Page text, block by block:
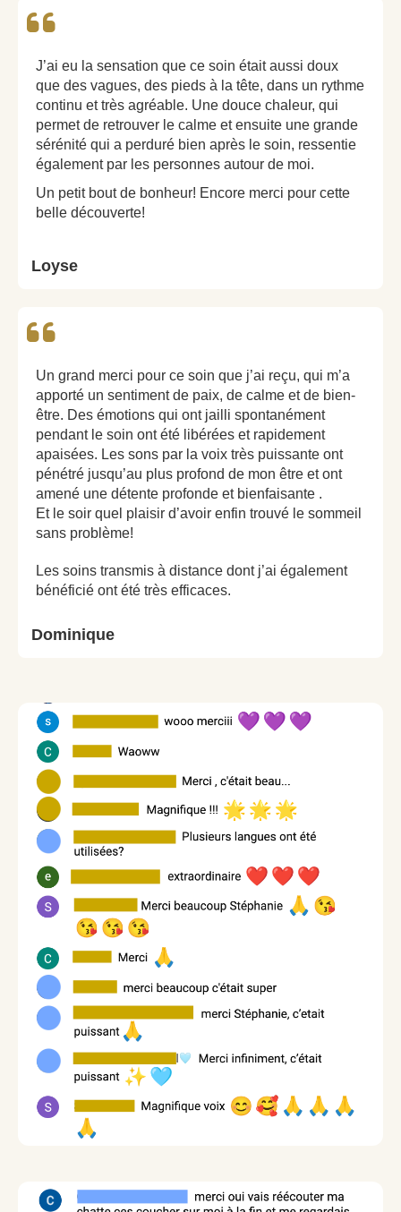
J’ai eu la sensation que ce soin était aussi doux
que des vagues, des pieds à la tête, dans un rythme
continu et très agréable. Une douce chaleur, qui
permet de retrouver le calme et ensuite une grande
sérénité qui a perduré bien après le soin, ressentie
également par les personnes autour de moi.
Un petit bout de bonheur! Encore merci pour cette
belle découverte!
Loyse
Un grand merci pour ce soin que j’ai reçu, qui m’a
apporté un sentiment de paix, de calme et de bien-
être. Des émotions qui ont jailli spontanément
pendant le soin ont été libérées et rapidement
apaisées. Les sons par la voix très puissante ont
pénétré jusqu’au plus profond de mon être et ont
amené une détente profonde et bienfaisante .
Et le soir quel plaisir d’avoir enfin trouvé le sommeil
sans problème!
Les soins transmis à distance dont j’ai également
bénéficié ont été très efficaces.
Dominique